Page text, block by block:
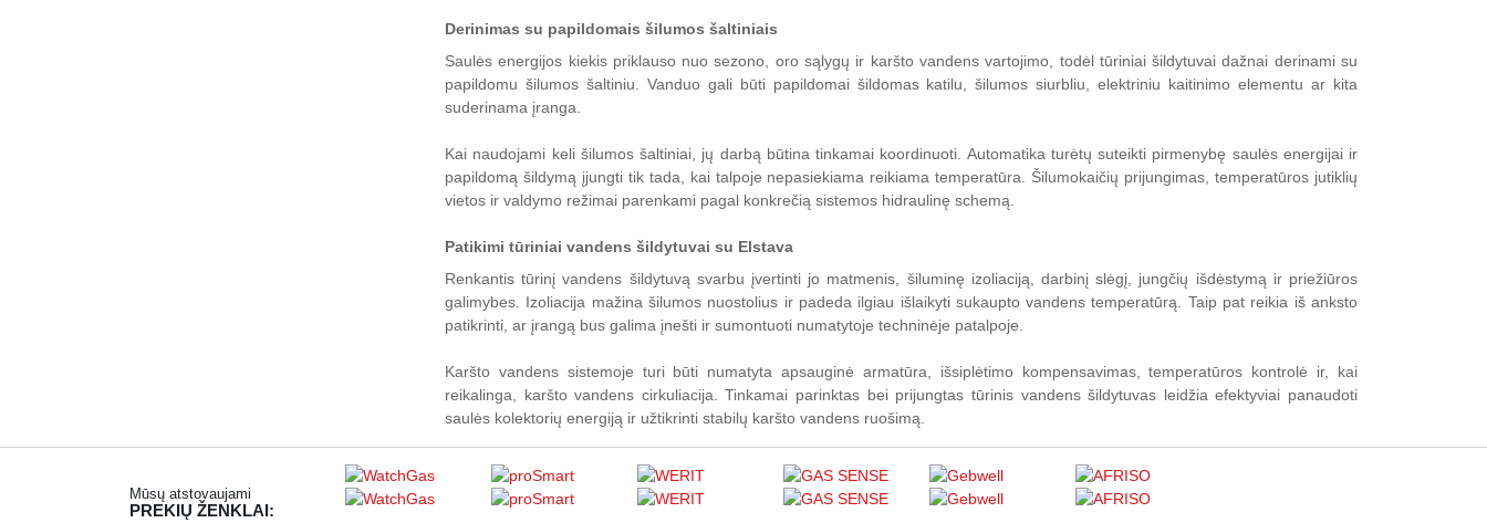
Derinimas su papildomais šilumos šaltiniais
Saulės energijos kiekis priklauso nuo sezono, oro sąlygų ir karšto vandens vartojimo, todėl tūriniai šildytuvai dažnai derinami su
papildomu šilumos šaltiniu. Vanduo gali būti papildomai šildomas katilu, šilumos siurbliu, elektriniu kaitinimo elementu ar kita
suderinama įranga.
Kai naudojami keli šilumos šaltiniai, jų darbą būtina tinkamai koordinuoti. Automatika turėtų suteikti pirmenybę saulės energijai ir
papildomą šildymą įjungti tik tada, kai talpoje nepasiekiama reikiama temperatūra. Šilumokaičių prijungimas, temperatūros jutiklių
vietos ir valdymo režimai parenkami pagal konkrečią sistemos hidraulinę schemą.
Patikimi tūriniai vandens šildytuvai su Elstava
Renkantis tūrinį vandens šildytuvą svarbu įvertinti jo matmenis, šiluminę izoliaciją, darbinį slėgį, jungčių išdėstymą ir priežiūros
galimybes. Izoliacija mažina šilumos nuostolius ir padeda ilgiau išlaikyti sukaupto vandens temperatūrą. Taip pat reikia iš anksto
patikrinti, ar įrangą bus galima įnešti ir sumontuoti numatytoje techninėje patalpoje.
Karšto vandens sistemoje turi būti numatyta apsauginė armatūra, išsiplėtimo kompensavimas, temperatūros kontrolė ir, kai
reikalinga, karšto vandens cirkuliacija. Tinkamai parinktas bei prijungtas tūrinis vandens šildytuvas leidžia efektyviai panaudoti
saulės kolektorių energiją ir užtikrinti stabilų karšto vandens ruošimą.
Mūsų atstovaujami
PREKIŲ ŽENKLAI: